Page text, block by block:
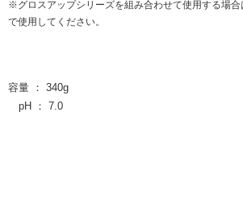
※グロスアップシリーズを組み合わせて使用する場
で使用してください。
容量 ： 340g
pH ： 7.0